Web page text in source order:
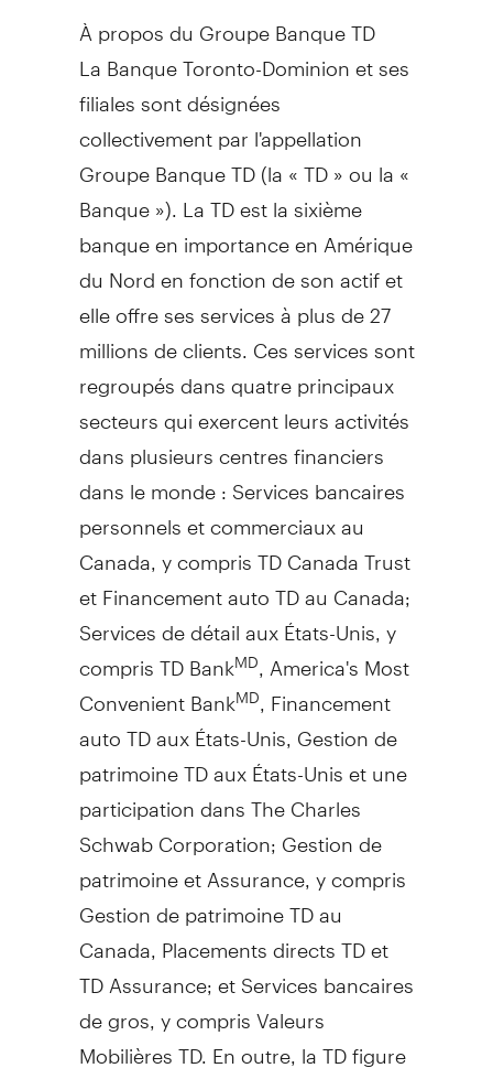
À propos du Groupe Banque TD
La Banque Toronto-Dominion et ses
filiales sont désignées
collectivement par l'appellation
Groupe Banque TD (la « TD » ou la «
Banque »). La TD est la sixième
banque en importance en Amérique
du Nord en fonction de son actif et
elle offre ses services à plus de 27
millions de clients. Ces services sont
regroupés dans quatre principaux
secteurs qui exercent leurs activités
dans plusieurs centres financiers
dans le monde : Services bancaires
personnels et commerciaux au
Canada , y compris TD Canada Trust
et Financement auto TD au Canada;
Services de détail aux États-Unis, y
compris TD BankMD , America's Most
Convenient BankMD , Financement
auto TD aux États-Unis, Gestion de
patrimoine TD aux États-Unis et une
participation dans The Charles
Schwab Corporation;Gestion de
patrimoine et Assurance, y compris
Gestion depatrimoine TD au
Canada , Placements directs TD et
TD Assurance; et Services bancaires
de gros, y compris Valeurs
Mobilières TD. En outre, la TD figure